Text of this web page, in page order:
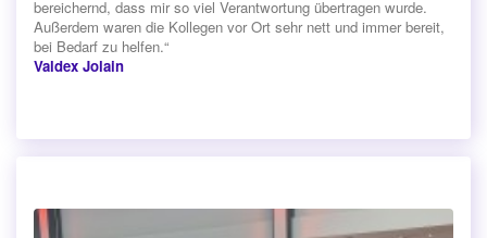
bereichernd, dass mir so viel Verantwortung übertragen wurde.
Außerdem waren die Kollegen vor Ort sehr nett und immer bereit,
bei Bedarf zu helfen.“
Valdex Jolain